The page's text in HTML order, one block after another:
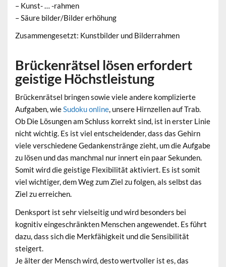
– Kunst- … -rahmen
– Säure bilder/Bilder erhöhung
Zusammengesetzt: Kunstbilder und Bilderrahmen
Brückenrätsel lösen erfordert
geistige Höchstleistung
Brückenrätsel bringen sowie viele andere komplizierte
Aufgaben, wieSudoku online, unsere Hirnzellen auf Trab.
Ob Die Lösungen am Schluss korrekt sind, ist in erster Linie
nicht wichtig. Es ist viel entscheidender, dass das Gehirn
viele verschiedene Gedankenstränge zieht, um die Aufgabe
zu lösen und das manchmal nur innert ein paar Sekunden.
Somit wird die geistige Flexibilität aktiviert. Es ist somit
viel wichtiger, dem Weg zum Ziel zu folgen, als selbst das
Ziel zu erreichen.
Denksport ist sehr vielseitig und wird besonders bei
kognitiv eingeschränkten Menschen angewendet. Es führt
dazu, dass sich die Merkfähigkeit und die Sensibilität
steigert.
Je älter der Mensch wird, desto wertvoller ist es, das